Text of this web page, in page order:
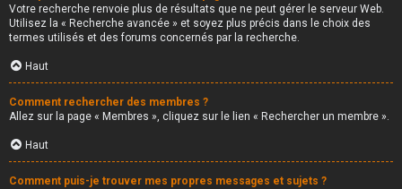
Votre recherche renvoie plus de résultats que ne peut gérer le serveur Web.
Utilisez la « Recherche avancée » et soyez plus précis dans le choix des
termes utilisés et des forums concernés par la recherche.
Haut
Comment rechercher des membres ?
Allez sur la page « Membres », cliquez sur le lien « Rechercher un membre ».
Haut
Comment puis-je trouver mes propres messages et sujets ?